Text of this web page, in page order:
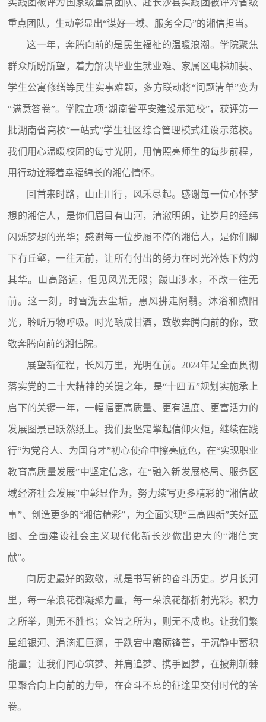
重点团队，生动彰显出“谋好一域、服务全局”的湘信担当。
这一年，奔腾向前的是民生福祉的温暖浪潮。学院聚焦
群众所盼所望，着力解决毕业生就业难、家属区电梯加装、
学生公寓修缮等民生实事难题，多方联动将“问题清单”变为
“满意答卷”。学院立项“湖南省平安建设示范校”，获评第一
批湖南省高校“一站式”学生社区综合管理模式建设示范校。
我们用心温暖校园的每寸光阴，用情照亮师生的每步前程，
用行动诠释着幸福绵长的湘信情怀。
回首来时路，山止川行，风禾尽起。感谢每一位心怀梦
想的湘信人，是你们眉目有山河，清澈明朗，让岁月的经纬
闪烁梦想的光华；感谢每一位步履不停的湘信人，是你们脚
下有丘壑，一往无前，让所有付出的努力在时光淬炼下灼灼
其华。山高路远，但见风光无限；跋山涉水，不改一往无
前。这一刻，时雪洗去尘垢，惠风拂走阴翳。沐浴和煦阳
光，聆听万物呼吸。时光酿成甘酒，致敬奔腾向前的你，致
敬奔腾向前的湘信院。
展望新征程，长风万里，光明在前。2024年是全面贯彻
落实党的二十大精神的关键之年，是“十四五”规划实施承上
启下的关键一年，一幅幅更高质量、更有温度、更富活力的
发展图景已跃然纸上。我们要坚定擎起信仰火炬，继续在践
行“为党育人、为国育才”初心使命中擦亮底色，在“实现职业
教育高质量发展”中坚定信念，在“融入新发展格局、服务区
域经济社会发展”中彰显作为，努力续写更多精彩的“湘信故
事”、创造更多的“湘信精彩”，为全面实现“三高四新”美好蓝
图、全面建设社会主义现代化新长沙做出更大的“湘信贡
献”。
向历史最好的致敬，就是书写新的奋斗历史。岁月长河
里，每一朵浪花都凝聚力量，每一朵浪花都折射光彩。积力
之所举，则无不胜也；众智之所为，则无不成也。让我们繁
星组银河、涓滴汇巨澜，于跌宕中磨砺锋芒，于沉静中蓄积
能量；让我们同心筑梦、并肩追梦、携手圆梦，在披荆斩棘
里聚合向上向前的力量，在奋斗不息的征途里交付时代的答
卷。